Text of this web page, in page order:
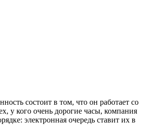
состоит в том, что он работает со
у кого очень дорогие часы, компания
электронная очередь ставит их в